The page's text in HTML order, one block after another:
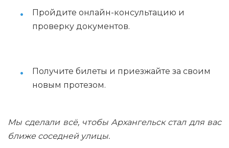
Пройдите онлайн-консультацию и
проверку документов.
Получите билеты и приезжайте за своим
новым протезом.
Мы сделали всё, чтобы Архангельск стал для вас
ближе соседней улицы.